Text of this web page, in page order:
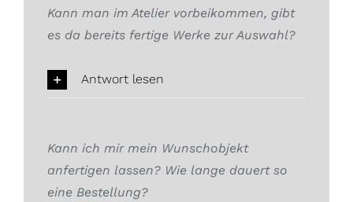
Kann man im Atelier vorbeikommen, gibt
es da bereits fertige Werke zur Auswahl?
Antwort lesen
Kann ich mir mein Wunschobjekt
anfertigen lassen? Wie lange dauert so
eine Bestellung?